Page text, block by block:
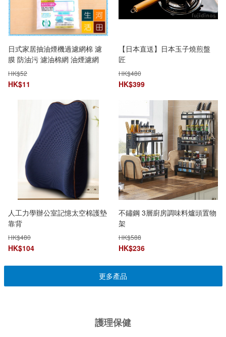
日式家居抽油煙機過濾網棉 濾
膜 防油污 濾油棉網 油煙濾網
油煙過濾網 抽油煙機濾紙 廚房
油濾紙 透明吸油紙排油煙機過
濾棉 排油煙機
HK$52
HK$11
【日本直送】日本玉子燒煎盤
匠
HK$480
HK$399
人工力學辦公室記憶太空棉護墊
靠背
HK$480
HK$104
不鏽鋼 3層廚房調味料爐頭置物
架
HK$588
HK$236
更多產品
護理保健